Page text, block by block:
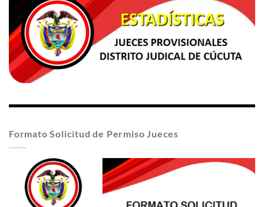
Formato Solicitud de Permiso Jueces